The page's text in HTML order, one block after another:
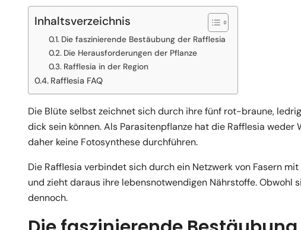
Inhaltsverzeichnis
Die faszinierende Bestäubung der Rafflesia
Die Herausforderungen der Pflanze
Rafflesia in der Region
Rafflesia FAQ
Die Blüte selbst zeichnet sich durch ihre fünf rot-braune,
dick sein können. Als Parasitenpflanze hat die Rafflesia weder
daher keine Fotosynthese durchführen.
Die Rafflesia verbindet sich durch ein Netzwerk von Fasern
und zieht daraus ihre lebensnotwendigen Nährstoffe.
dennoch.